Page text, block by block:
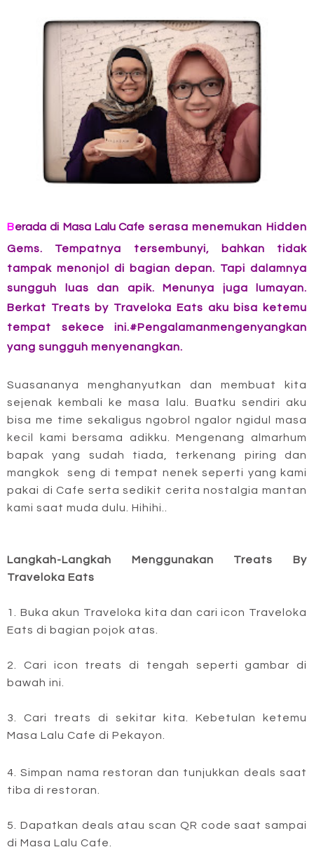
Berada di Masa Lalu Cafe serasa menemukan Hidden
Gems. Tempatnya tersembunyi, bahkan tidak
tampak menonjol di bagian depan. Tapi dalamnya
sungguh luas dan apik. Menunya juga lumayan.
Berkat Treats by Traveloka Eats aku bisa ketemu
tempat sekece ini.#Pengalamanmengenyangkan
yang sungguh menyenangkan.
Suasananya menghanyutkan dan membuat kita
sejenak kembali ke masa lalu. Buatku sendiri aku
bisa me time sekaligus ngobrol ngalor ngidul masa
kecil kami bersama adikku. Mengenang almarhum
bapak yang sudah tiada, terkenang piring dan
mangkok seng di tempat nenek seperti yang kami
pakai di Cafe serta sedikit cerita nostalgia mantan
kami saat muda dulu. Hihihi..
Langkah-Langkah Menggunakan Treats By
Traveloka Eats
1. Buka akun Traveloka kita dan cari icon Traveloka
Eats di bagian pojok atas.
2. Cari icon treats di tengah seperti gambar di
bawah ini.
3. Cari treats di sekitar kita. Kebetulan ketemu
Masa Lalu Cafe di Pekayon.
4. Simpan nama restoran dan tunjukkan deals saat
tiba di restoran.
5. Dapatkan deals atau scan QR code saat sampai
di Masa Lalu Cafe.